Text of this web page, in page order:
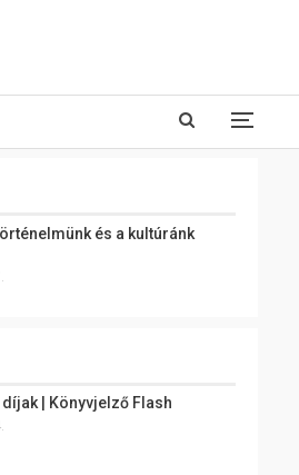
és a kultúránk
díjak | Könyvjelző Flash